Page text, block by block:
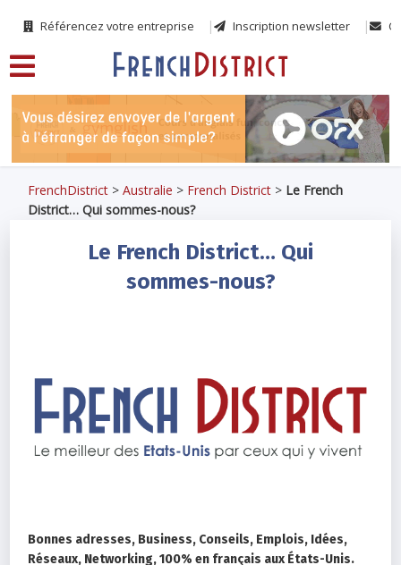
Référencez votre entreprise Inscription newsletter
FrenchDistrict >Australie > French District > Le French
District… Qui sommes-nous?
Le French District… Qui
sommes-nous?
Bonnes adresses, Business, Conseils, Emplois, Idées,
Réseaux, Networking, 100% en français aux États-Unis.